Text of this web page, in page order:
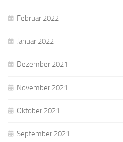
Februar 2022
Januar 2022
Dezember 2021
November 2021
Oktober 2021
September 2021